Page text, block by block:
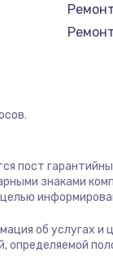
пост
знаками
об услугах
определяемой